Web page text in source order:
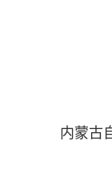
内蒙古